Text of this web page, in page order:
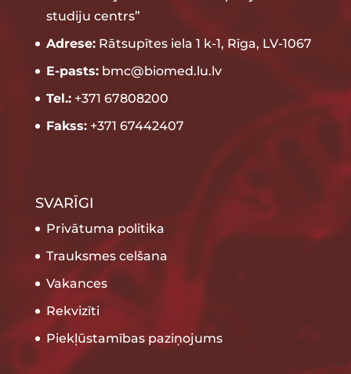
studiju centrs”
Adrese:Rātsupītes iela 1 k-1, Rīga, LV-1067
E-pasts:bmc@biomed.lu.lv
Tel.:+371 67808200
Fakss:+371 67442407
SVARĪGI
Privātuma politika
Trauksmes celšana
Vakances
Rekvizīti
Piekļūstamības paziņojums